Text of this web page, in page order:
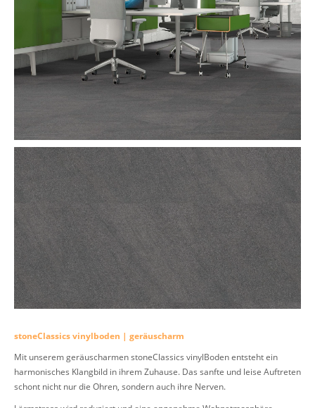
stoneClassics vinylboden | geräuscharm
Mit unserem geräuscharmen stoneClassics vinylBoden entsteht ein
harmonisches Klangbild in ihrem Zuhause. Das sanfte und leise Auftreten
schont nicht nur die Ohren, sondern auch ihre Nerven.